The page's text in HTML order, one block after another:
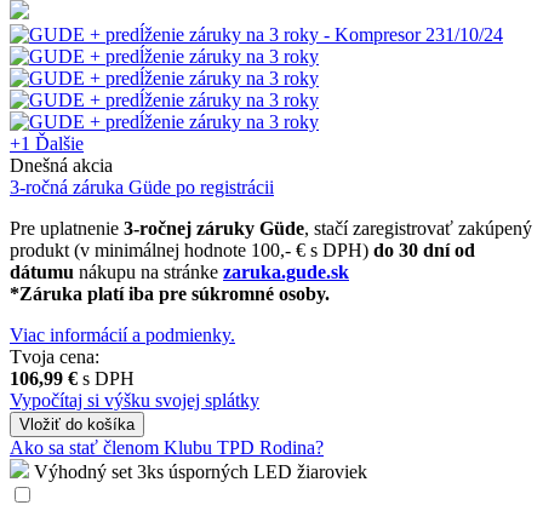
+1 Ďalšie
Dnešná akcia
3-ročná záruka Güde po registrácii
Pre uplatnenie 3-ročnej záruky Güde, stačí zaregistrovať zakúpený
produkt (v minimálnej hodnote 100,- € s DPH) do 30 dní od
dátumu nákupu na stránke zaruka.gude.sk
*Záruka platí iba pre súkromné osoby.
Viac informácií a podmienky.
Tvoja cena:
106,99 € s DPH
Vypočítaj si výšku svojej splátky
Vložiť do košíka
Ako sa stať členom Klubu TPD Rodina?
Výhodný set 3ks úsporných LED žiaroviek